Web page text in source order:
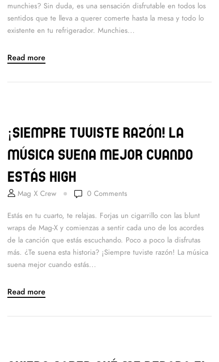
munchies? Sin duda, es una sensación disfrutable en todos los
sentidos que te lleva a querer comerte hasta la mesa y todo lo
existente en tu refrigerador. Munchies...
Read more
¡Siempre tuviste razón! La
música suena mejor cuando
estás high
Mag X Crew 0 Comments
Estás en tu cuarto, te relajas. Forjas un cigarrillo con las blunt
wraps de Mag-X y comienzas a sentir cada uno de los acordes
de la canción que estás escuchando. Poco a poco la disfrutas
más. ¿Te suena esta historia? ¡Siempre tuviste razón! La música
suena mejor cuando estás...
Read more